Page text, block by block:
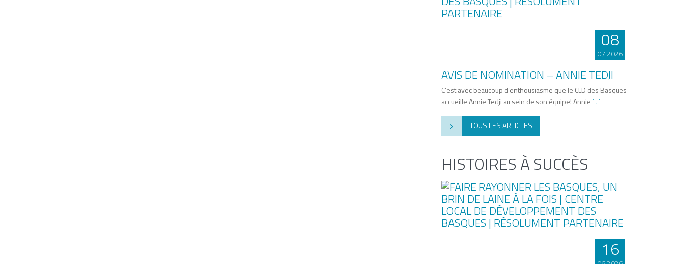
08
07 2026
AVIS DE NOMINATION – ANNIE TEDJI
C’est avec beaucoup d’enthousiasme que le CLD des Basques
accueille Annie Tedji au sein de son équipe! Annie [...]
› TOUS LES ARTICLES
HISTOIRES À SUCCÈS
16